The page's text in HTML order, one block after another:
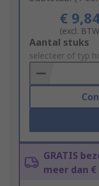
€
(excl.
Add
to
Basket
Aantal stuks
selecteer of typ
GRATIS
meer dan €